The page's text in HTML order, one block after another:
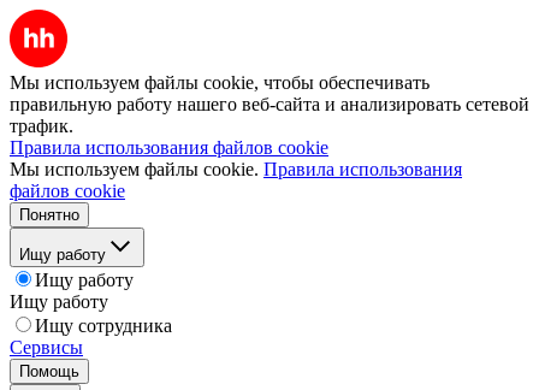
Мы используем файлы cookie, чтобы обеспечивать
правильную работу нашего веб-сайта и анализировать сетевой
трафик.
Правила использования файлов cookie
Мы используем файлы cookie. Правила использования
файлов cookie
Понятно
Ищу работу
Ищу работу
Ищу работу
Ищу сотрудника
Сервисы
Помощь